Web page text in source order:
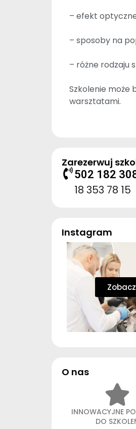
– efekt
– sposoby na
– różne rodzaju
Szkolenie może
warsztatami.
Zarezerwuj
502 182
18 353 78 15
Instagram
Zobacz
O nas
INNOWACYJNE
DO